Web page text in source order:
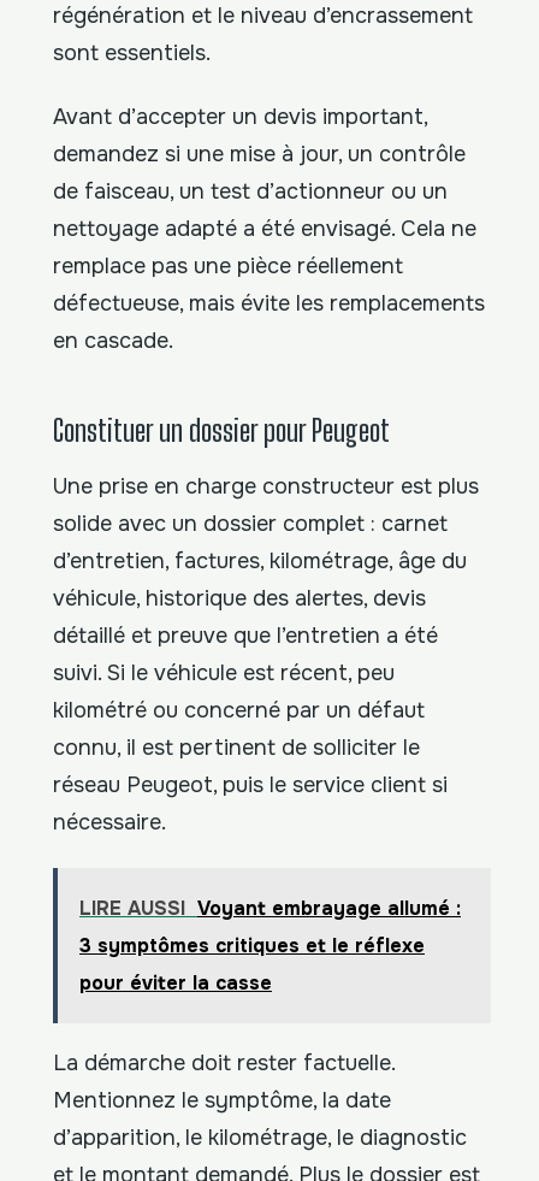
régénération et le niveau d’encrassement
sont essentiels.
Avant d’accepter un devis important,
demandez si une mise à jour, un contrôle
de faisceau, un test d’actionneur ou un
nettoyage adapté a été envisagé. Cela ne
remplace pas une pièce réellement
défectueuse, mais évite les remplacements
en cascade.
Constituer un dossier pour Peugeot
Une prise en charge constructeur est plus
solide avec un dossier complet : carnet
d’entretien, factures, kilométrage, âge du
véhicule, historique des alertes, devis
détaillé et preuve que l’entretien a été
suivi. Si le véhicule est récent, peu
kilométré ou concerné par un défaut
connu, il est pertinent de solliciter le
réseau Peugeot, puis le service client si
nécessaire.
LIRE AUSSI Voyant embrayage allumé :
3 symptômes critiques et le réflexe
pour éviter la casse
La démarche doit rester factuelle.
Mentionnez le symptôme, la date
d’apparition, le kilométrage, le diagnostic
et le montant demandé. Plus le dossier est